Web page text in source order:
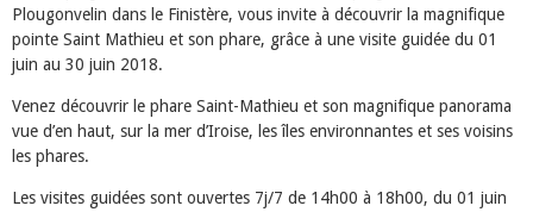
Plougonvelin dans le Finistère, vous invite à découvrir la magnifique
pointe Saint Mathieu et son phare, grâce à une visite guidée du 01
juin au 30 juin 2018.
Venez découvrir le phare Saint-Mathieu et son magnifique panorama
vue d’en haut, sur la mer d’Iroise, les îles environnantes et ses voisins
les phares.
Les visites guidées sont ouvertes 7j/7 de 14h00 à 18h00, du 01 juin